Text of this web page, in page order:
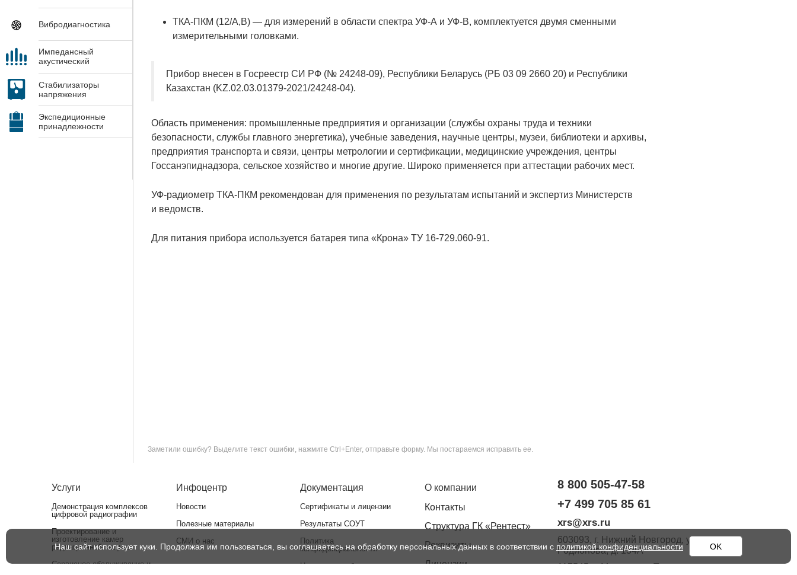
Вибродиагностика
Импедансный
акустический
Стабилизаторы
напряжения
Экспедиционные
принадлежности
ТКА-ПКМ (12/А,B) — для измерений в области спектра УФ-А и УФ-В, комплектуется двумя сменными
измерительными головками.
Прибор внесен в Госреестр СИ РФ (№ 24248-09), Республики Беларусь (РБ 03 09 2660 20) и Республики
Казахстан (KZ.02.03.01379-2021/24248-04).
Область применения: промышленные предприятия и организации (службы охраны труда и техники
безопасности, службы главного энергетика), учебные заведения, научные центры, музеи, библиотеки и архивы,
предприятия транспорта и связи, центры метрологии и сертификации, медицинские учреждения, центры
Госсанэпиднадзора, сельское хозяйство и многие другие. Широко применяется при аттестации рабочих мест.
УФ-радиометр ТКА-ПКМ рекомендован для применения по результатам испытаний и экспертиз Министерств
и ведомств.
Для питания прибора используется батарея типа «Крона» ТУ 16-729.060-91.
Заметили ошибку? Выделите текст ошибки, нажмите Ctrl+Enter, отправьте форму. Мы постараемся исправить ее.
Услуги
Демонстрация комплексов
цифровой радиографии
Проектирование и
изготовление камер
радиационной защиты
Сервисное обслуживание и
Инфоцентр
Новости
Полезные материалы
СМИ о нас
Документация
Сертификаты и лицензии
Результаты СОУТ
Политика
конфиденциальности
Нормативная база
О компании
Контакты
Структура ГК «Рентест»
Реквизиты
Лицензии
8 800 505-47-58
+7 499 705 85 61
xrs@xrs.ru
603093, г. Нижний Новгород,ул.
Родионова, д. 134А
117545, г.Москва,ул. Подольских
Наш сайт использует куки. Продолжая им пользоваться, вы соглашаетесь на обработку персональных данных в соответствии с политикой конфиденциальности OK